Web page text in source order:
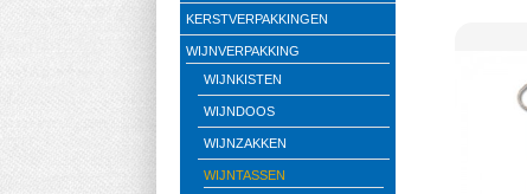
KERSTVERPAKKINGEN
WIJNVERPAKKING
WIJNKISTEN
WIJNDOOS
WIJNZAKKEN
WIJNTASSEN